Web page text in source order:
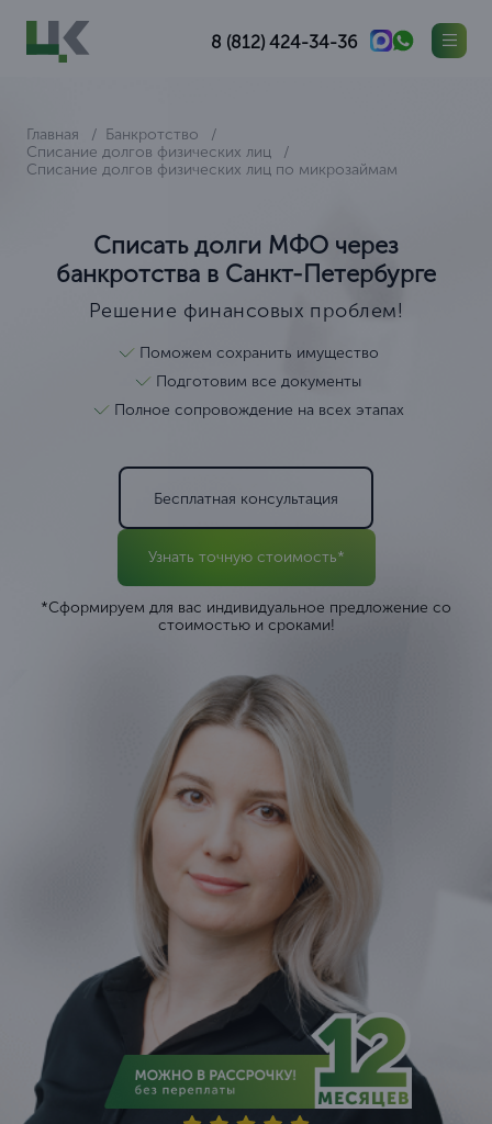
8 (812) 424-34-36
Главная
Банкротство
Списание долгов физических лиц
Списание долгов физических лиц по микрозаймам
Списать долги МФО через
банкротства в Санкт-Петербурге
Решение финансовых проблем!
Поможем сохранить имущество
Подготовим все документы
Полное сопровождение на всех этапах
Бесплатная консультация
Узнать точную стоимость*
*Сформируем для вас индивидуальное предложение со
стоимостью и сроками!